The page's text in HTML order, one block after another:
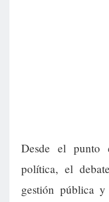
Desde el punto
política, el
gestión pública